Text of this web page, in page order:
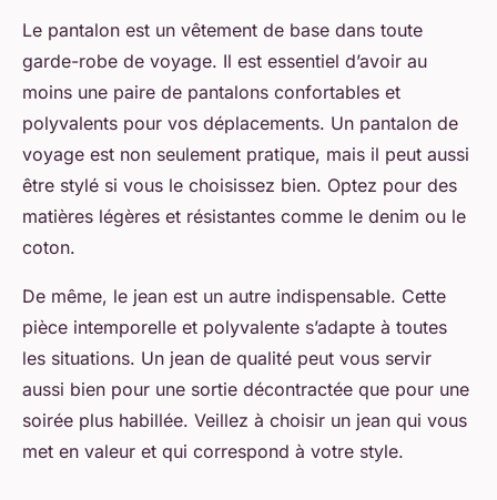
Le pantalon est un vêtement de base dans toute
garde-robe de voyage. Il est essentiel d’avoir au
moins une paire de pantalons confortables et
polyvalents pour vos déplacements. Un pantalon de
voyage est non seulement pratique, mais il peut aussi
être stylé si vous le choisissez bien. Optez pour des
matières légères et résistantes comme le denim ou le
coton.
De même, le jean est un autre indispensable. Cette
pièce intemporelle et polyvalente s’adapte à toutes
les situations. Un jean de qualité peut vous servir
aussi bien pour une sortie décontractée que pour une
soirée plus habillée. Veillez à choisir un jean qui vous
met en valeur et qui correspond à votre style.